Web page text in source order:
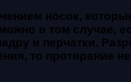
носок,
в том случае,
и перчатки.
то протирание